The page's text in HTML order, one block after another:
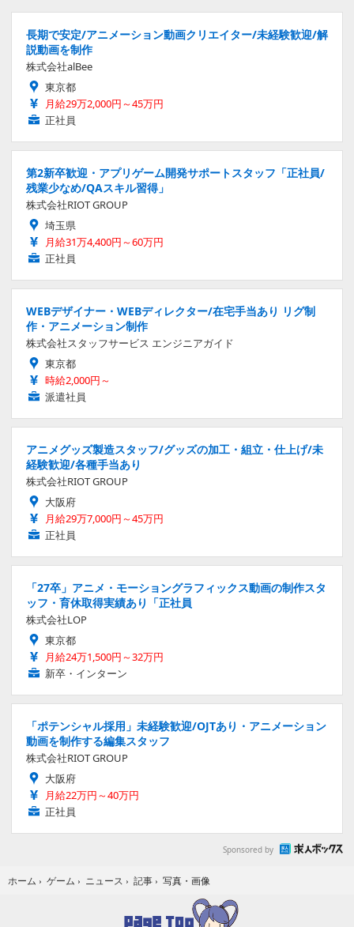
長期で安定/アニメーション動画クリエイター/未経験歓迎/解
説動画を制作
株式会社alBee
東京都
月給29万2,000円～45万円
正社員
第2新卒歓迎・アプリゲーム開発サポートスタッフ「正社員/
残業少なめ/QAスキル習得」
株式会社RIOT GROUP
埼玉県
月給31万4,400円～60万円
正社員
WEBデザイナー・WEBディレクター/在宅手当あり リグ制
作・アニメーション制作
株式会社スタッフサービス エンジニアガイド
東京都
時給2,000円～
派遣社員
アニメグッズ製造スタッフ/グッズの加工・組立・仕上げ/未
経験歓迎/各種手当あり
株式会社RIOT GROUP
大阪府
月給29万7,000円～45万円
正社員
「27卒」アニメ・モーショングラフィックス動画の制作スタ
ッフ・育休取得実績あり「正社員
株式会社LOP
東京都
月給24万1,500円～32万円
新卒・インターン
「ポテンシャル採用」未経験歓迎/OJTあり・アニメーション
動画を制作する編集スタッフ
株式会社RIOT GROUP
大阪府
月給22万円～40万円
正社員
Sponsored by
ホーム › ゲーム › ニュース › 記事 › 写真・画像